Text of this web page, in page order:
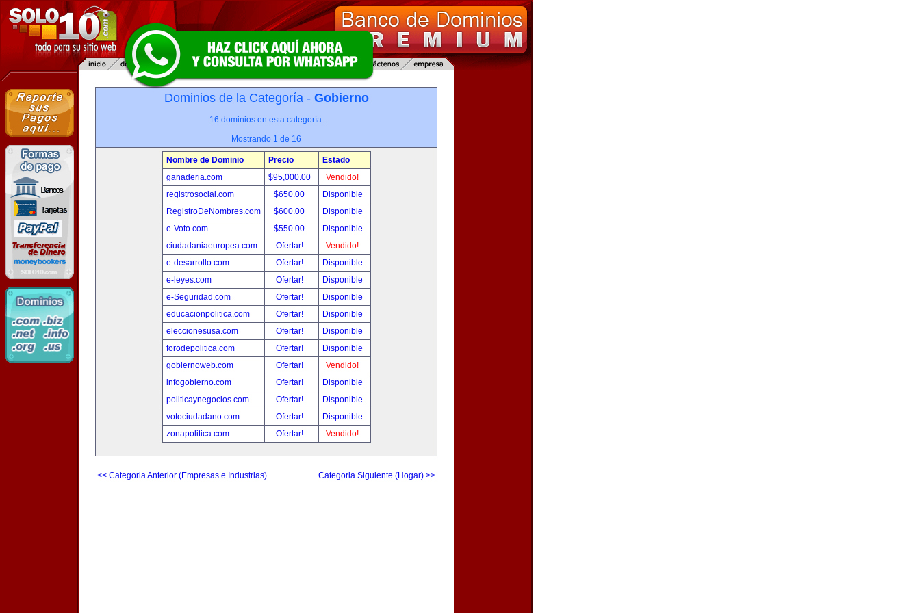
Dominios de la Categoría - Gobierno
16 dominios en esta categoría.
Mostrando 1 de 16
Nombre de Dominio Precio
Estado
ganaderia.com
$95,000.00
Vendido!
registrosocial.com
$650.00
Disponible
RegistroDeNombres.com
$600.00
Disponible
e-Voto.com
$550.00
Disponible
ciudadaniaeuropea.com
Ofertar!
Vendido!
e-desarrollo.com
Ofertar!
Disponible
e-leyes.com
Ofertar!
Disponible
e-Seguridad.com
Ofertar!
Disponible
educacionpolitica.com
Ofertar!
Disponible
eleccionesusa.com
Ofertar!
Disponible
forodepolitica.com
Ofertar!
Disponible
gobiernoweb.com
Ofertar!
Vendido!
infogobierno.com
Ofertar!
Disponible
politicaynegocios.com
Ofertar!
Disponible
votociudadano.com
Ofertar!
Disponible
zonapolitica.com
Ofertar! Vendido!
<< Categoria Anterior (Empresas e Industrias) Categoria Siguiente (Hogar) >>